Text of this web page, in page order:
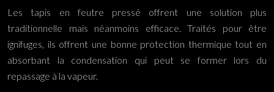
Les tapis en feutre pressé offrent une solution plus
traditionnelle mais néanmoins efficace. Traités pour être
ignifuges, ils offrent une bonne protection thermique tout en
absorbant la condensation qui peut se former lors du
repassage à la vapeur.